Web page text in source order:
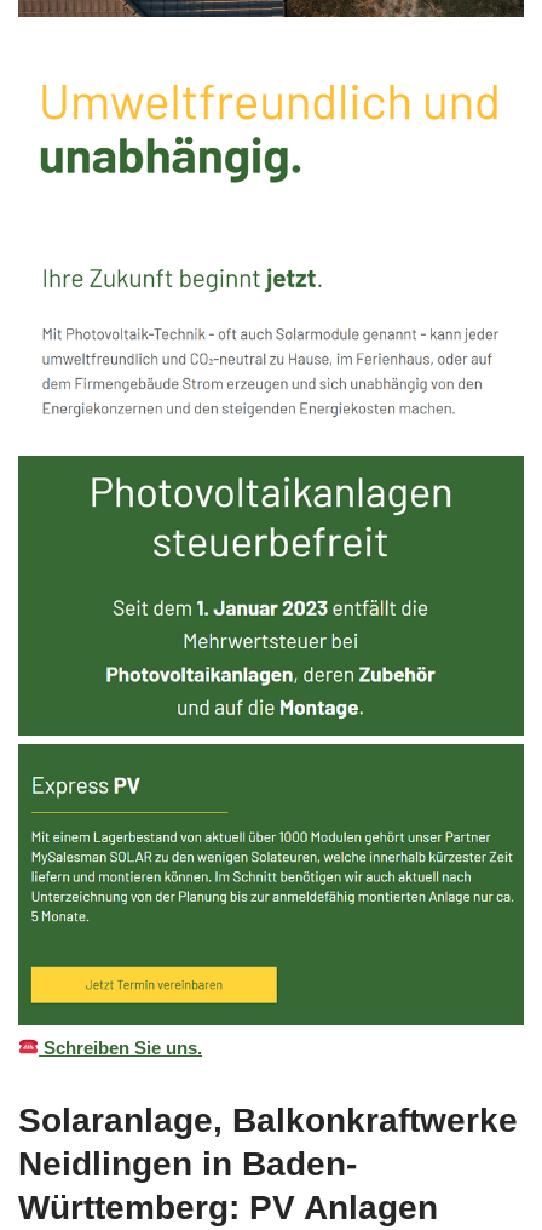
Schreiben Sie uns.
Solaranlage, Balkonkraftwerke
Neidlingen in Baden-
Württemberg: PV Anlagen